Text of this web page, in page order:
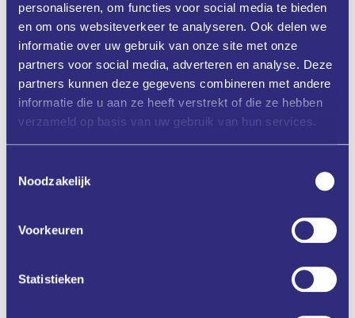
personaliseren, om functies voor social media te bieden
en om ons websiteverkeer te analyseren. Ook delen we
informatie over uw gebruik van onze site met onze
partners voor social media, adverteren en analyse. Deze
partners kunnen deze gegevens combineren met andere
informatie die u aan ze heeft verstrekt of die ze hebben
verzameld op basis van uw gebruik van hun services.
Noodzakelijk
Voorkeuren
Statistieken
Aanmelden